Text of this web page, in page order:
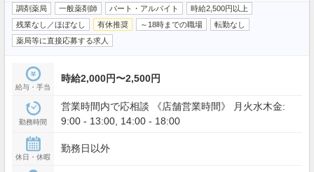
調剤薬局 一般薬剤師 パート・アルバイト
時給2,500円以上
残業なし／ほぼなし
有休推奨 ～18時までの職場
転勤なし
薬局等に直接応募する求人
給与・手当
時給2,000円〜2,500円
勤務時間
営業時間内で応相談 《店舗営業時間》 月火水木金:
9:00 - 13:00, 14:00 - 18:00
休日・休暇
勤務日以外